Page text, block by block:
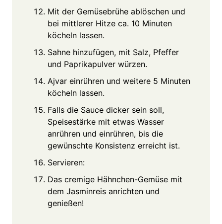
Mit der Gemüsebrühe ablöschen und
bei mittlerer Hitze ca. 10 Minuten
köcheln lassen.
Sahne hinzufügen, mit Salz, Pfeffer
und Paprikapulver würzen.
Ajvar einrühren und weitere 5 Minuten
köcheln lassen.
Falls die Sauce dicker sein soll,
Speisestärke mit etwas Wasser
anrühren und einrühren, bis die
gewünschte Konsistenz erreicht ist.
Servieren:
Das cremige Hähnchen-Gemüse mit
dem Jasminreis anrichten und
genießen!